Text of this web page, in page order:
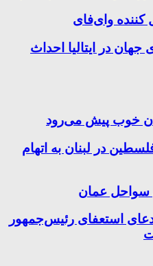
وای‌فای
در ایتالیا احداث
خوب پیش می‌رود
در لبنان به اتهام
سواحل عمان
استعفای رئیس‌جمهور